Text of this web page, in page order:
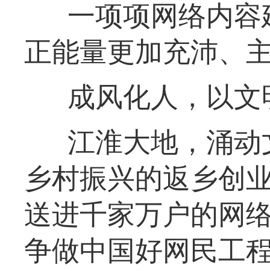
一项项网络内
正能量更加充沛、
成风化人，以
江淮大地，涌
乡村振兴的返乡创
送进千家万户的网
争做中国好网民工